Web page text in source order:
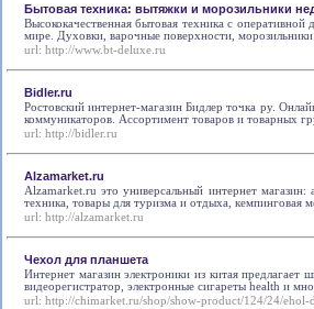
Бытовая техника: вытяжки и морозильники
Высококачественная бытовая техника с
мире. Духовки, варочные поверхности,
url: http://www.bt-deluxe.ru
Bidler.ru
Ростовский интернет-магазин Бидлер точка ру.
коммуникаторов. Ассортимент товаров и товарных
url: http://bidler.ru
Alzamarket.ru
Alzamarket.ru это универсальный интернет магазин:
техника, товары для туризма и отдыха, кемпинговая
url: http://alzamarket.ru
Чехол для планшета
Интернет магазин электроники из китая предлагает
видеорегистратор, электронные сигареты health и
url: http://chimarket.ru/shop/show-product/124/24/ehol-